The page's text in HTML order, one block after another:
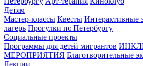
Детям
Мастер-классы Квесты Интерактивные
лагерь Прогулки по Петербургу
Социальные проекты
Программы для детей мигрантов
МЕРОПРИЯТИЯ Благотворительные
Лекции